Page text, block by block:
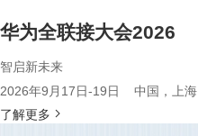
华为全联接大会2026
智启新未来
2026年9月17日-19日 中国，上海
了解更多